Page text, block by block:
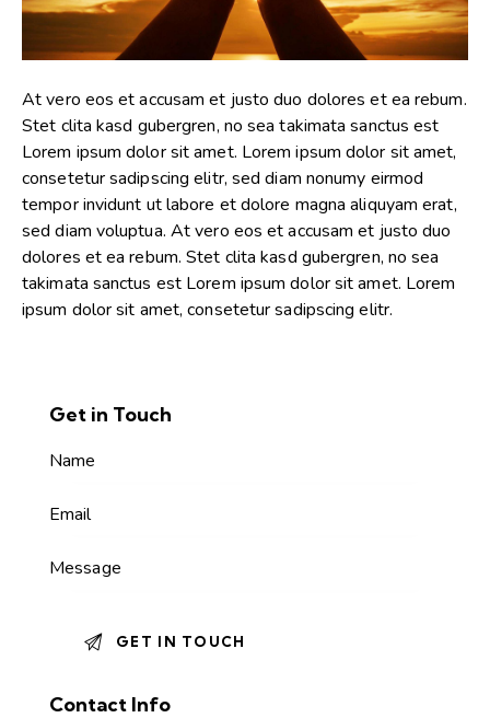
At vero eos et accusam et justo duo dolores et ea rebum.
Stet clita kasd gubergren, no sea takimata sanctus est
Lorem ipsum dolor sit amet. Lorem ipsum dolor sit amet,
consetetur sadipscing elitr, sed diam nonumy eirmod
tempor invidunt ut labore et dolore magna aliquyam erat,
sed diam voluptua. At vero eos et accusam et justo duo
dolores et ea rebum. Stet clita kasd gubergren, no sea
takimata sanctus est Lorem ipsum dolor sit amet. Lorem
ipsum dolor sit amet, consetetur sadipscing elitr.
Get in Touch
Contact Info